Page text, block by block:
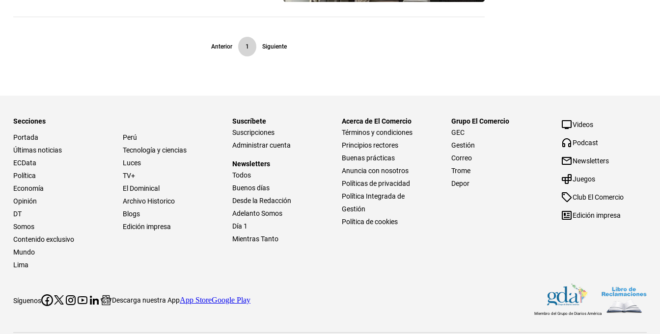
Anterior 1 Siguiente
Secciones
Portada
Últimas noticias
ECData
Política
Economía
Opinión
DT
Somos
Contenido exclusivo
Mundo
Lima
Perú
Tecnología y ciencias
Luces
TV+
El Dominical
Archivo Historico
Blogs
Edición impresa
Suscríbete
Suscripciones
Administrar cuenta
Newsletters
Todos
Buenos días
Desde la Redacción
Adelanto Somos
Día 1
Mientras Tanto
Acerca de El Comercio
Términos y condiciones
Principios rectores
Buenas prácticas
Anuncia con nosotros
Políticas de privacidad
Política Integrada de
Gestión
Política de cookies
Grupo El Comercio
GEC
Gestión
Correo
Trome
Depor
Videos
Podcast
Newsletters
Juegos
Club El Comercio
Edición impresa
Síguenos Descarga nuestra AppApp StoreGoogle Play
Miembro del Grupo de Diarios América